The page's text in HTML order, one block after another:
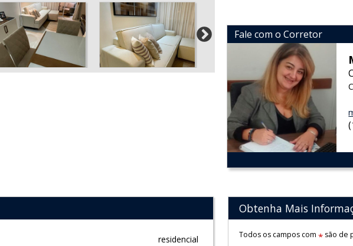
Fale com o Corretor
residencial
Obtenha Mais
Todos os campos com *são de